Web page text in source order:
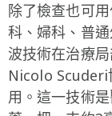
除了檢查也可
科、婦科、普
波技術在治療
Nicolo Scuderi
用。這一技術